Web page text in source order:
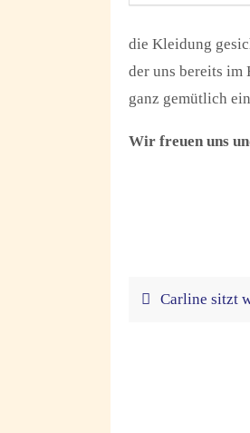
die Kleidung
der uns bereits im
ganz gemütlich
Wir freuen uns
Carline sitzt